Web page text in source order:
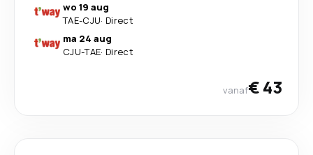
wo 19 aug
TAE-CJU· Direct
ma 24 aug
CJU-TAE· Direct
vanaf€ 43